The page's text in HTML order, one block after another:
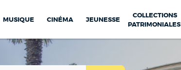
MUSIQUE CINÉMA JEUNESSE
COLLECTIONS
PATRIMONIALES